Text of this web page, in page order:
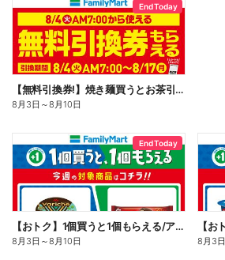
End Today
【無料引換券!】焼き麺買うとお茶引換券貰える!
8月3日 ～8月10日
End Today
【おトク】1個買うと1個もらえる/アイス
8月3日 ～8月10日 8月3日